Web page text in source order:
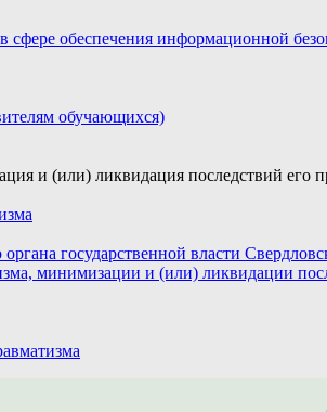
обеспечения информационной
обучающихся)
и (или) ликвидация последствий его
органа государственной власти
минимизации и (или) ликвидации